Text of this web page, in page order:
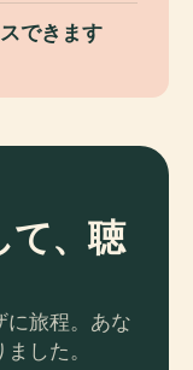
できます
て、聴
に旅程。あな
した。